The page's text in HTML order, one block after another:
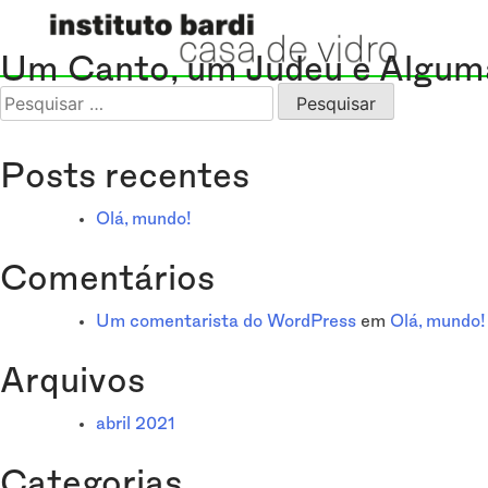
Um Canto, um Judeu e
Navegação
de
Post
Alberto Cavalcanti
Pesquisar
por:
Posts recentes
Olá, mundo!
Comentários
Um comentarista do WordPress em Olá, mundo!
Arquivos
abril 2021